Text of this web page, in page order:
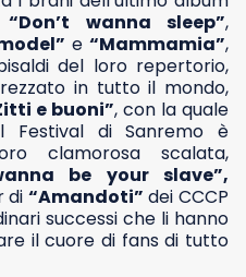
“Don’t wanna sleep”,
e“Mammamia”,
del loro repertorio,
in tutto il mondo,
e buoni”, con la quale
di Sanremo è
clamorosa scalata,
be your slave”,
di “Amandoti” dei CCCP
successi che li hanno
il cuore di fans di tutto